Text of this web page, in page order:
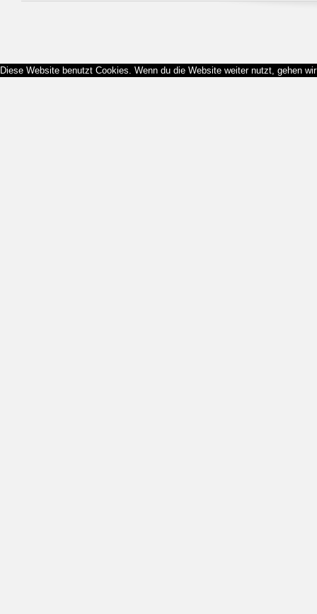
Diese Website benutzt Cookies. Wenn du die Website weiter nutzt, gehen